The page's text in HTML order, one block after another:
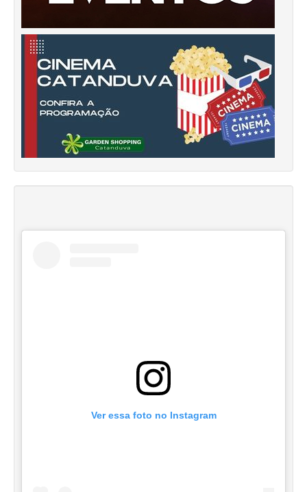
Ver essa foto no Instagram